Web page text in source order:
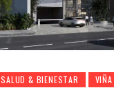
SALUD & BIENESTAR